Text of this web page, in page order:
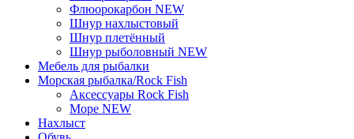
Флюорокарбон NEW
Шнур нахлыстовый
Шнур плетённый
Шнур рыболовный NEW
Мебель для рыбалки
Морская рыбалка/Rock Fish
Аксессуары Rock Fish
Море NEW
Нахлыст